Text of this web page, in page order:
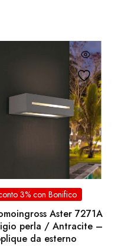
3% con Bonifico
Aster 7271A
perla / Antracite –
da esterno